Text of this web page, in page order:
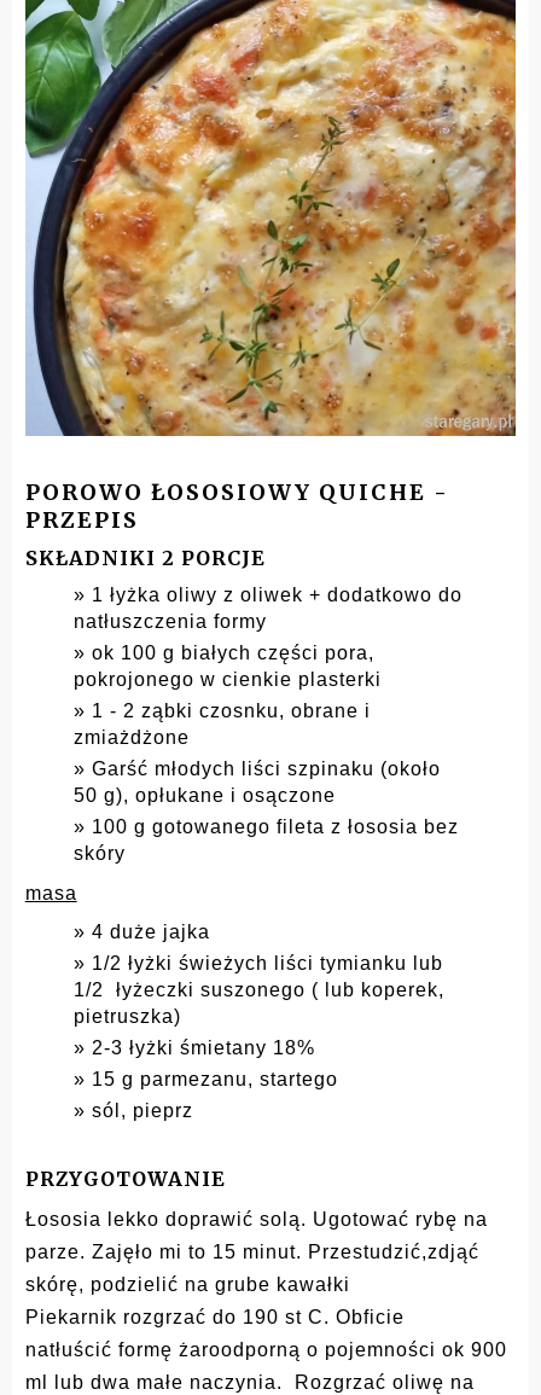
POROWO ŁOSOSIOWY QUICHE -
PRZEPIS
SKŁADNIKI 2 PORCJE
1 łyżka oliwy z oliwek + dodatkowo do
natłuszczenia formy
ok 100 g białych części pora,
pokrojonego w cienkie plasterki
1 - 2 ząbki czosnku, obrane i
zmiażdżone
Garść młodych liści szpinaku (około
50 g), opłukane i osączone
100 g gotowanego fileta z łososia bez
skóry
masa
4 duże jajka
1/2 łyżki świeżych liści tymianku lub
1/2 łyżeczki suszonego ( lub koperek,
pietruszka)
2-3 łyżki śmietany 18%
15 g parmezanu, startego
sól, pieprz
PRZYGOTOWANIE
Łososia lekko doprawić solą. Ugotować rybę na
parze. Zajęło mi to 15 minut. Przestudzić,zdjąć
skórę, podzielić na grube kawałki
Piekarnik rozgrzać do 190 st C. Obficie
natłuścić formę żaroodporną o pojemności ok 900
ml lub dwa małe naczynia. Rozgrzać oliwę na